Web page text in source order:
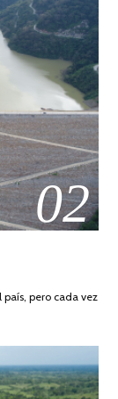
02
país, pero cada vez